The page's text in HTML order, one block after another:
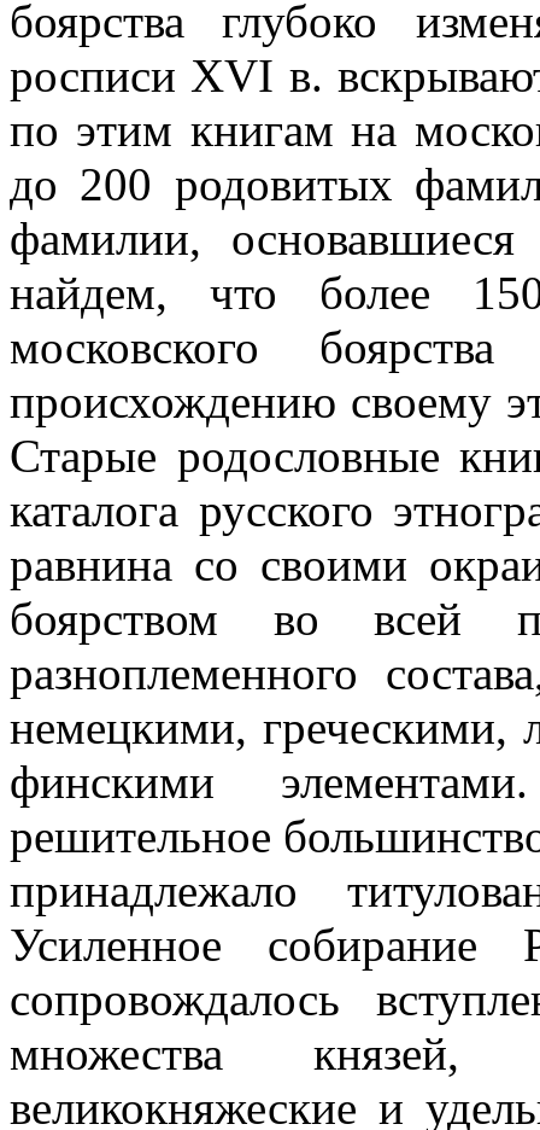
боярства глубоко
росписи XVI в.
по этим книгам на
до 200 родовитых
фамилии,
найдем, что более
московского
происхождению своему
Старые родословные
каталога русского
равнина со своими
боярством во всей
разноплеменного
немецкими, греческими,
финскими
решительное
принадлежало
Усиленное
сопровождалось
множества князей,
великокняжеские и